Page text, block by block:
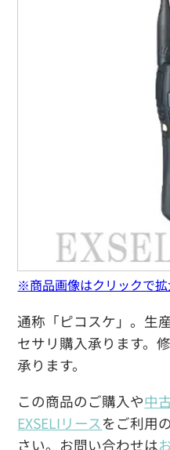
通称「ピコスケ」。生
セサリ購入承ります。
承ります。
この商品のご購入や中
EXSELIリース をご利用
さい。お問い合わせは
※商品画像はクリックで